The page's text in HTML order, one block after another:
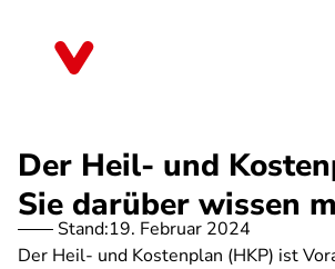
Der Heil- und
Sie darüber wissen
Stand:19. Februar 2024
Der Heil- und Kostenplan (HKP) ist